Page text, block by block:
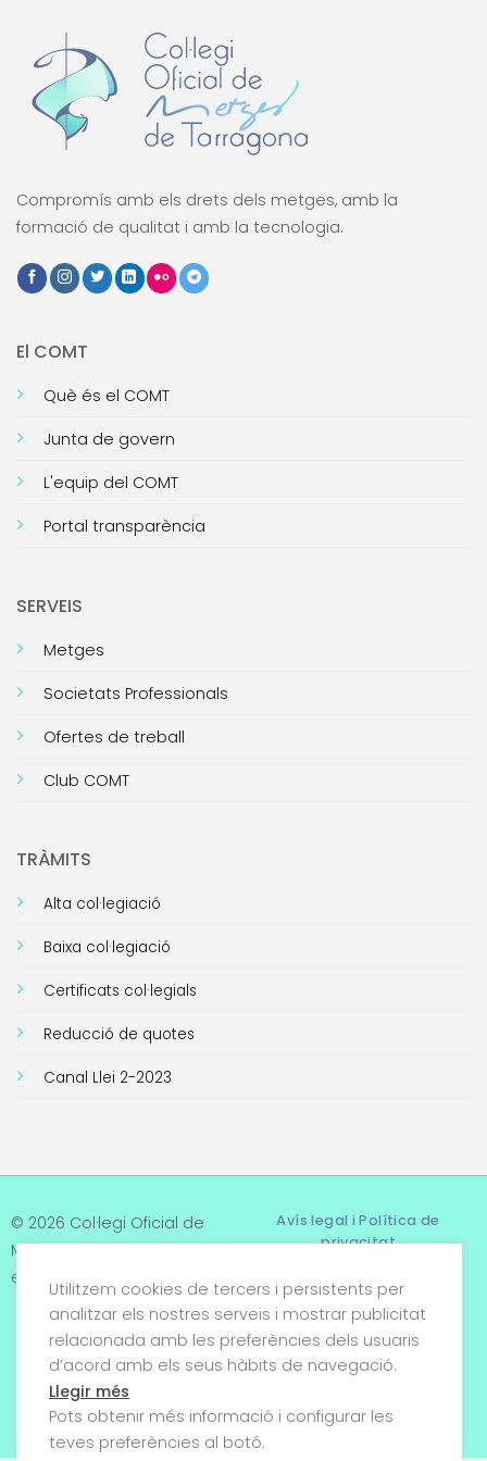
Compromís amb els drets dels metges, amb la
formació de qualitat i amb la tecnologia.
El COMT
Què és el COMT
Junta de govern
L'equip del COMT
Portal transparència
SERVEIS
Metges
Societats Professionals
Ofertes de treball
Club COMT
TRÀMITS
Alta col·legiació
Baixa col·legiació
Certificats col·legials
Reducció de quotes
Canal Llei 2-2023
© 2026 Col·legi Oficial de
Metges de Tarragona. Tots
els drets reservats
Avís legal i Política de
privacitat
Termes i condicions
Política de cookies
Utilitzem cookies de tercers i persistents per
analitzar els nostres serveis i mostrar publicitat
relacionada amb les preferències dels usuaris
d’acord amb els seus hàbits de navegació.
Llegir més
Pots obtenir més informació i configurar les
teves preferències al botó.